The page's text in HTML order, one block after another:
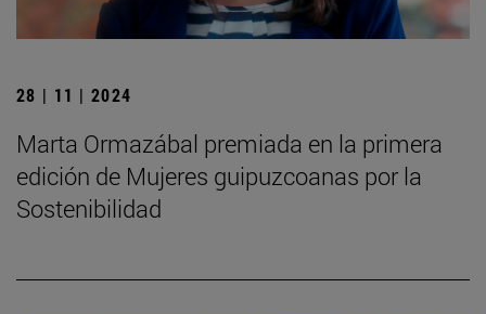
28 | 11 | 2024
Marta Ormazábal premiada en la primera
edición de Mujeres guipuzcoanas por la
Sostenibilidad